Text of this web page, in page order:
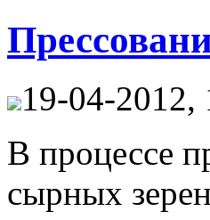
19-04-2012,
В процессе
сырных